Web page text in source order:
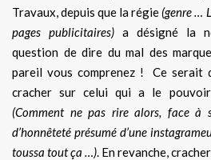
Travaux, depuis que la régie (genre …
pages publicitaires) a désigné la
question de dire du mal des
pareil vous comprenez ! Ce serait
cracher sur celui qui a le
(Comment ne pas rire alors, face à
d’honnêteté présumé d’une
toussa tout ça …). En revanche,